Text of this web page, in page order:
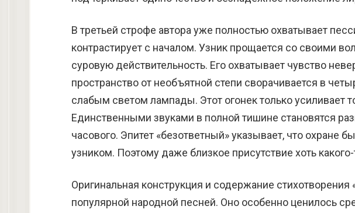
В третьей строфе автора уже полностью охватывает
контрастирует с началом. Узник прощается со своими
суровую действительность. Его охватывает чувство
пространство от необъятной степи сворачивается в
слабым светом лампады. Этот огонек только усиливает
Единственными звуками в полной тишине становятся
часового. Эпитет «безответный» указывает, что охране
узником. Поэтому даже близкое присутствие хоть
Оригинальная конструкция и содержание
популярной народной песней. Оно особенно ценилось